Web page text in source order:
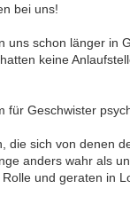
bei uns!
schon länger
keine
Geschwister
die sich von denen
anders wahr als
und geraten in